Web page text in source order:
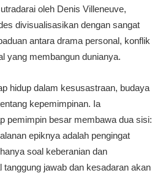
oleh Denis Villeneuve,
divisualisasikan dengan sangat
antara drama personal, konflik
yang membangun dunianya.
hidup dalam kesusastraan, budaya
kepemimpinan. Ia
pemimpin besar membawa dua sisi:
epiknya adalah pengingat
soal keberanian dan
tanggung jawab dan kesadaran akan